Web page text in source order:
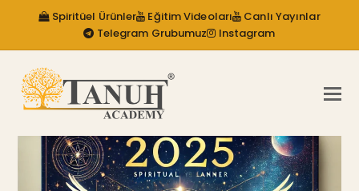
Spiritüel Ürünler Eğitim Videoları
Canlı Yayınlar
Telegram Grubumuz
Instagram